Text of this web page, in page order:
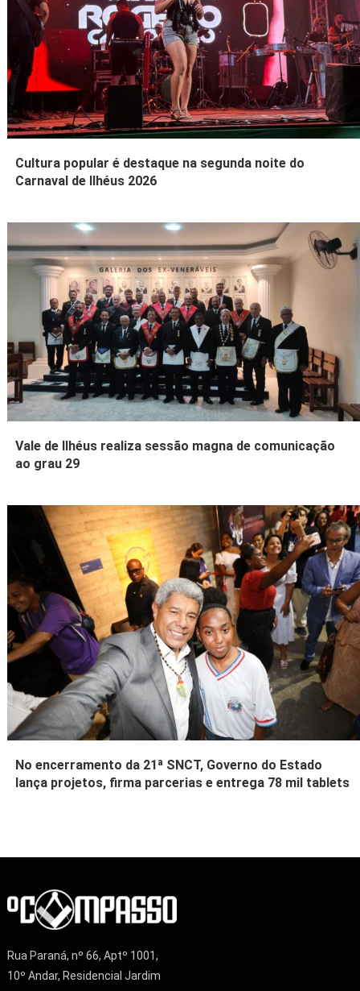
Cultura popular é destaque na segunda noite do
Carnaval de Ilhéus 2026
Vale de Ilhéus realiza sessão magna de comunicação
ao grau 29
No encerramento da 21ª SNCT, Governo do Estado
lança projetos, firma parcerias e entrega 78 mil tablets
Rua Paraná, nº 66, Aptº 1001,
10º Andar, Residencial Jardim